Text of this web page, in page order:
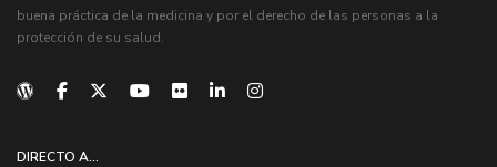
buena práctica de la medicina y por el derecho de las personas a la
protección de su salud.
DIRECTO A...